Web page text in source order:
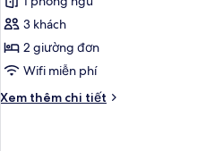
ảnh
Premier
Family
Room
3 khách
2 giường đơn
Wifi miễn phí
Xem thêm chi tiết
Chi